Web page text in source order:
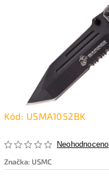
Kód: USMA1052BK
Neohodnoceno
Značka: USMC